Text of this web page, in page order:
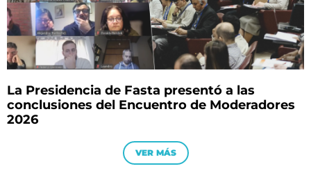
La Presidencia de Fasta presentó a las
conclusiones del Encuentro de Moderadores
2026
VER MÁS